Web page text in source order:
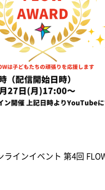
ラインイベント 第4回